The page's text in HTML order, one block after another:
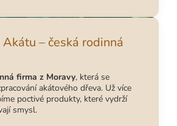
Akátu – česká rodinná
firma z Moravy, která se
akátového dřeva. Už více
poctivé produkty, které vydrží
smysl.